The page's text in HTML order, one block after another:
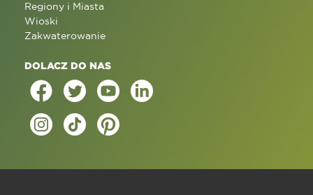
Regiony i Miasta
Wioski
Zakwaterowanie
DOLACZ DO NAS